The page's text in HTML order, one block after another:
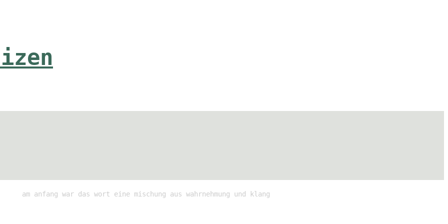
am anfang war das wort eine mischung aus wahrnehmung und klang